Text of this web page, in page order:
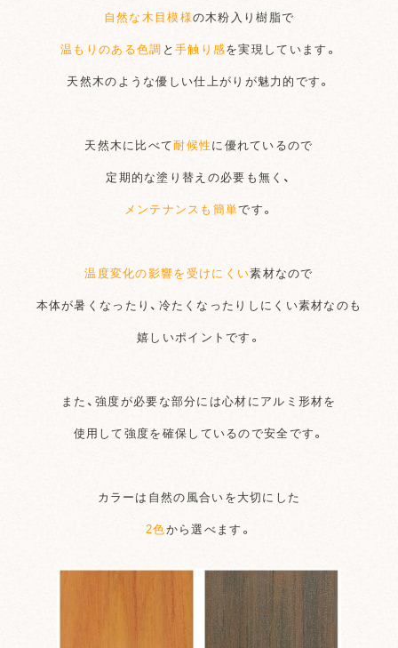
自然な木目模様の木粉入り樹脂で
温もりのある色調 と 手触り感を実現しています。
天然木のような優しい仕上がりが魅力的です。
天然木に比べて耐候性に優れているので
定期的な塗り替えの必要も無く、
メンテナンスも簡単です。
温度変化の影響を受けにくい素材なので
本体が暑くなったり、冷たくなったりしにくい素材なのも
嬉しいポイントです。
また、強度が必要な部分には心材にアルミ形材を
使用して強度を確保しているので安全です。
カラーは自然の風合いを大切にした
2色から選べます。